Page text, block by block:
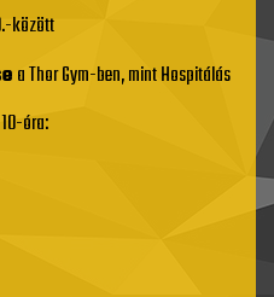
között
a Thor Gym-ben, mint Hospitálás
óra: